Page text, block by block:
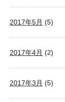
2017年5月 (5)
2017年4月 (2)
2017年3月 (5)